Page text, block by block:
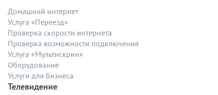
Домашний интернет
Услуга «Переезд»
Проверка скорости интернета
Проверка возможности подключения
Услуга «Мультискрин»
Оборудование
Услуги для бизнеса
Телевидение